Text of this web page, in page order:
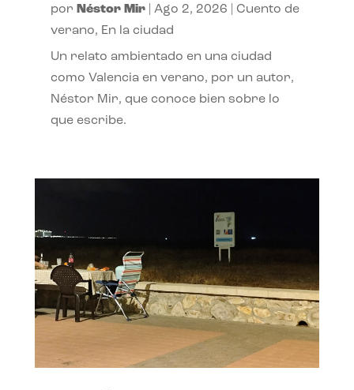
por Néstor Mir| Ago 2, 2026
Cuento de
verano, En la ciudad
Un relato ambientado en una ciudad
como Valencia en verano, por un autor,
Néstor Mir, que conoce bien sobre lo
que escribe.